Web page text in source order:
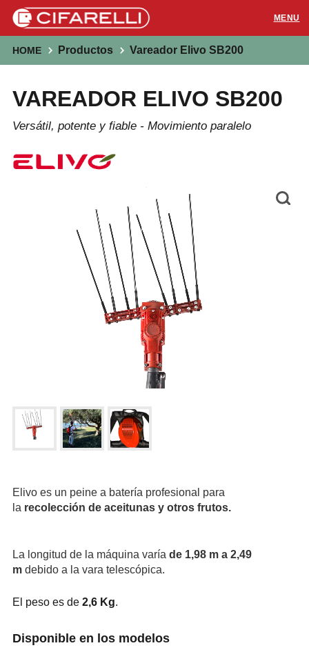
Búsqueda
PRODUCTOS
APLICACIONES
SOPORTE
RECURSOS
HOME Productos Vareador Elivo SB200
VAREADOR ELIVO SB200
Versátil, potente y fiable - Movimiento paralelo
Elivo es un peine a batería profesional para
la recolección de aceitunas y otros frutos.
La longitud de la máquina varía de 1,98 m a 2,49
mdebido a la vara telescópica.
El peso es de 2,6 Kg.
Disponible en los modelos